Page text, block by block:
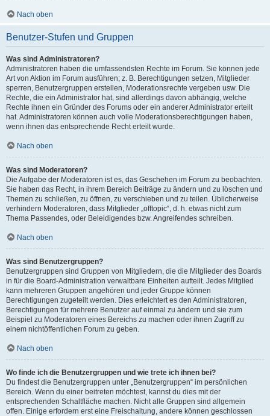
Nach oben
Benutzer-Stufen und Gruppen
Was sind Administratoren?
Administratoren haben die umfassendsten Rechte im Forum. Sie können jede
Art von Aktion im Forum ausführen; z. B. Berechtigungen setzen, Mitglieder
sperren, Benutzergruppen erstellen, Moderationsrechte vergeben usw. Die
Rechte, die ein Administrator hat, sind allerdings davon abhängig, welche
Rechte ihnen ein Gründer des Forums oder ein anderer Administrator erteilt
hat. Administratoren können auch volle Moderationsberechtigungen haben,
wenn ihnen das entsprechende Recht erteilt wurde.
Nach oben
Was sind Moderatoren?
Die Aufgabe der Moderatoren ist es, das Geschehen im Forum zu beobachten.
Sie haben das Recht, in ihrem Bereich Beiträge zu ändern und zu löschen und
Themen zu schließen, zu öffnen, zu verschieben und zu teilen. Üblicherweise
verhindern Moderatoren, dass Mitglieder „offtopic“, d. h. etwas nicht zum
Thema Passendes, oder Beleidigendes bzw. Angreifendes schreiben.
Nach oben
Was sind Benutzergruppen?
Benutzergruppen sind Gruppen von Mitgliedern, die die Mitglieder des Boards
in für die Board-Administration verwaltbare Einheiten aufteilt. Jedes Mitglied
kann mehreren Gruppen angehören und jeder Gruppe können
Berechtigungen zugeteilt werden. Dies erleichtert es den Administratoren,
Berechtigungen für mehrere Benutzer auf einmal zu ändern und sie zum
Beispiel zu Moderatoren eines Bereichs zu machen oder ihnen Zugriff zu
einem nichtöffentlichen Forum zu geben.
Nach oben
Wo finde ich die Benutzergruppen und wie trete ich ihnen bei?
Du findest die Benutzergruppen unter „Benutzergruppen“ im persönlichen
Bereich. Wenn du einer beitreten möchtest, kannst du dies mit der
entsprechenden Schaltfläche machen. Nicht alle Gruppen sind allgemein
offen. Einige erfordern erst eine Freischaltung, andere können geschlossen